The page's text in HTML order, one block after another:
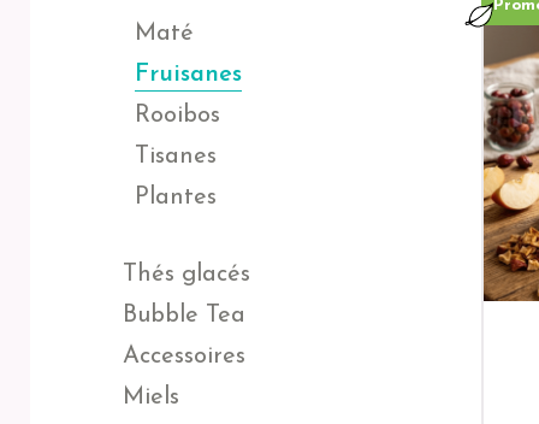
Maté
Fruisanes
Rooibos
Tisanes
Plantes
Thés glacés
Bubble Tea
Accessoires
Miels